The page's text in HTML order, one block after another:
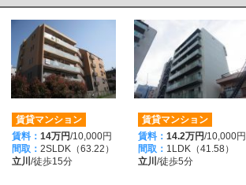
賃貸マンション
賃料： 14万円/10,000円
間取： 2SLDK（63.22）
立川 /徒歩15分
賃貸マンション
賃料： 14.2万円/10,000円
間取： 1LDK（41.58）
立川 /徒歩5分